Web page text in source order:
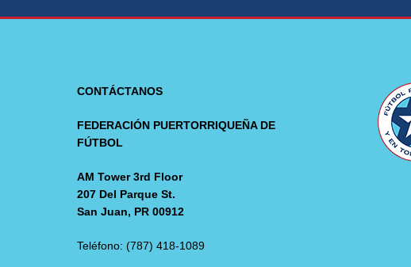
CONTÁCTANOS
FEDERACIÓN PUERTORRIQUEÑA DE
FÚTBOL
AM Tower 3rd Floor
207 Del Parque St.
San Juan, PR 00912
Teléfono: (787) 418-1089